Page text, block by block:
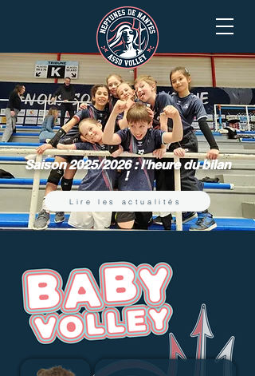
Saison 2025/2026 : l'heure du bilan
!
Lire les actualités